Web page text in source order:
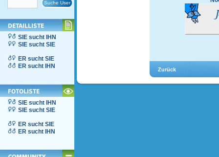
SIE sucht IHN
SIE sucht SIE
ER sucht SIE
ER sucht IHN
SIE sucht IHN
SIE sucht SIE
ER sucht SIE
ER sucht IHN